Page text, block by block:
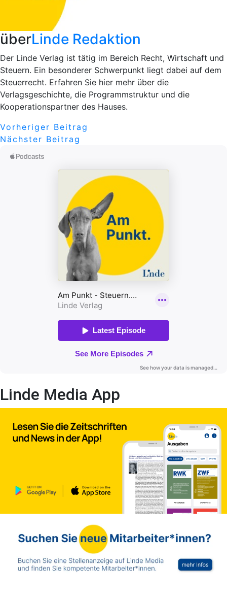
überLinde Redaktion
Der Linde Verlag ist tätig im Bereich Recht, Wirtschaft und
Steuern. Ein besonderer Schwerpunkt liegt dabei auf dem
Steuerrecht. Erfahren Sie hier mehr über die
Verlagsgeschichte, die Programmstruktur und die
Kooperationspartner des Hauses.
Beitragsnavigation
Vorheriger Beitrag
Nächster Beitrag
Linde Media App